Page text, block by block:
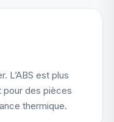
L’ABS est plus
pour des pièces
thermique.